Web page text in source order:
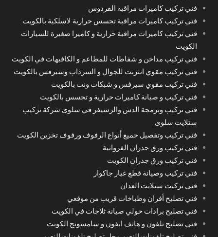
فني تركيب كاميرات مراقبة الفردوس
فني تركيب كاميرات مراقبة تجسس حرارية لاسلكية بالكويت
فني تركيب كاميرات مراقبة حرارية و كاميرا صغيرة للسيارات
الكويت
فني تركيب مداخن و شفاطات للمطاعم و الكافيهات في الكويت
فني تركيب مقوي انترنت للجوال و السرداب وسيرفس بالكويت
فني تركيب مقوي سيرفس و شبكات ونت بالكويت
فني تركيب و صيانة كاميرات حرارية و تجسس بالكويت
فني تركيب وبرمجة الدش والرسيفر في سلوى شركة تركيب
ستلايت سلوى
فني تركيب وتفصيل جميع أنواع الرفوف ورفوف تخزين الكويت
فني تركيب ورق جدران الفروانية
فني تركيب ورق جدران الكويت
فني تركيب وصيانة قطع غيار جاكوار
فني تركيت ستلايت العدان
فني تصليح أفران وطباخات قريب من موقعي
فني تصليح برادات حولي صيانة ثلاجات في الكويت
فني تصليح تلفون و هاتف ايفون و سامسونج الكويت